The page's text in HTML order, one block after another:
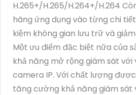
H.265+/H.265/H.264+/H.264
hãng ứng dụng vào từng chi
kiệm không gian lưu trữ và
Một ưu điểm đặc biệt nữa của
khả năng mở rộng giám sát với
camera IP. Với chất lượng
tăng cường khả năng giám sát